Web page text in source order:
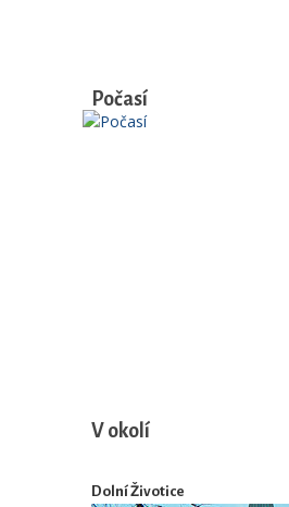
Počasí
V okolí
Dolní Životice